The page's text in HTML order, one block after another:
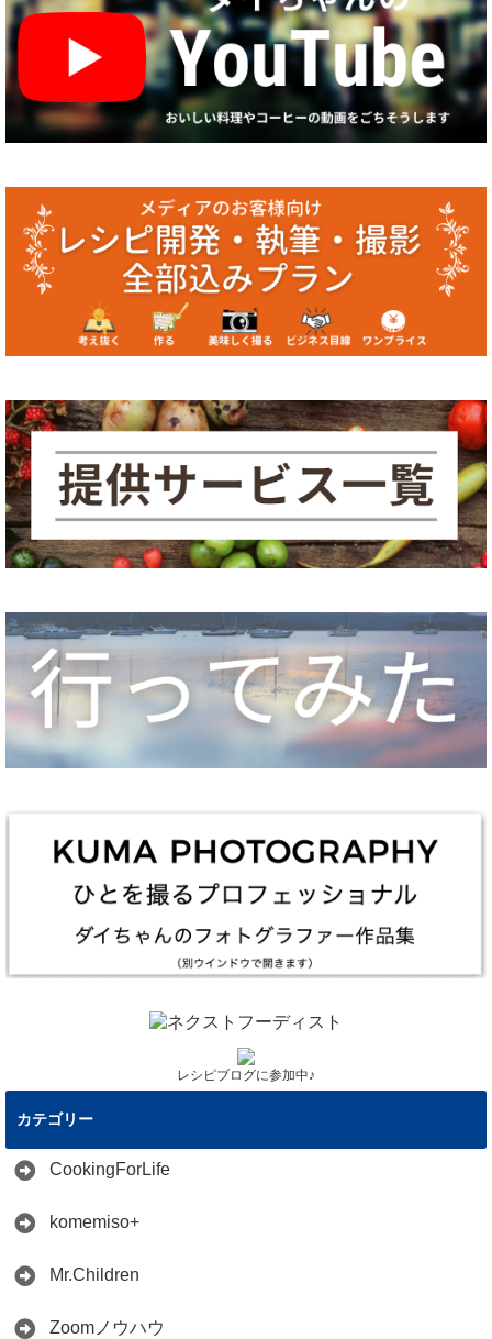
レシピブログに参加中♪
カテゴリー
CookingForLife
komemiso+
Mr.Children
Zoomノウハウ